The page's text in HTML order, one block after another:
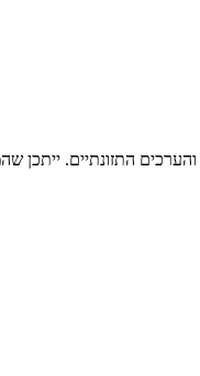
התזונתיים. ייתכן